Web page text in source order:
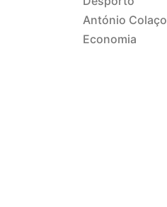
António Colaço
Economia